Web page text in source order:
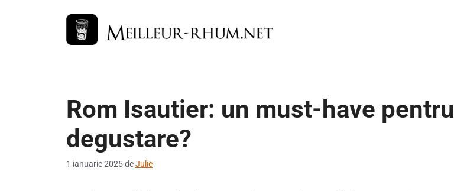
Rom Isautier: un must-have pentru
degustare?
1 ianuarie 2025deJulie